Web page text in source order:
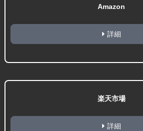
Amazon
詳細
楽天市場
詳細